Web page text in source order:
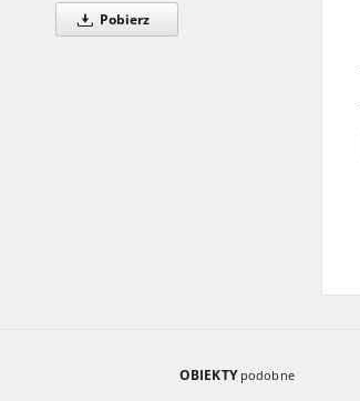
Pobierz
OBIEKTY podobne